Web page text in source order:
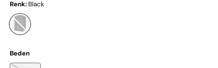
Renk: Black
Black
Beden